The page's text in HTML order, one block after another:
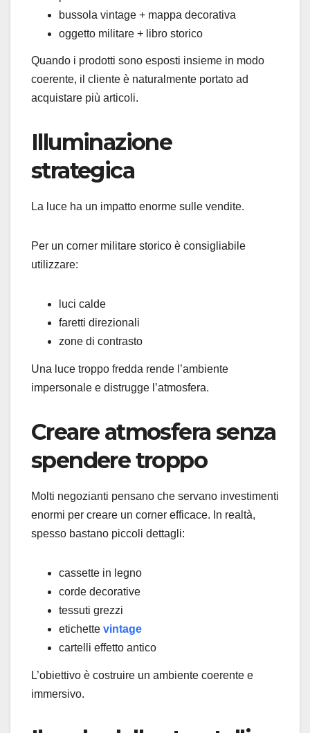
bussola vintage + mappa decorativa
oggetto militare + libro storico
Quando i prodotti sono esposti insieme in modo
coerente, il cliente è naturalmente portato ad
acquistare più articoli.
Illuminazione
strategica
La luce ha un impatto enorme sulle vendite.
Per un corner militare storico è consigliabile
utilizzare:
luci calde
faretti direzionali
zone di contrasto
Una luce troppo fredda rende l’ambiente
impersonale e distrugge l’atmosfera.
Creare atmosfera senza
spendere troppo
Molti negozianti pensano che servano investimenti
enormi per creare un corner efficace. In realtà,
spesso bastano piccoli dettagli:
cassette in legno
corde decorative
tessuti grezzi
etichette vintage
cartelli effetto antico
L’obiettivo è costruire un ambiente coerente e
immersivo.